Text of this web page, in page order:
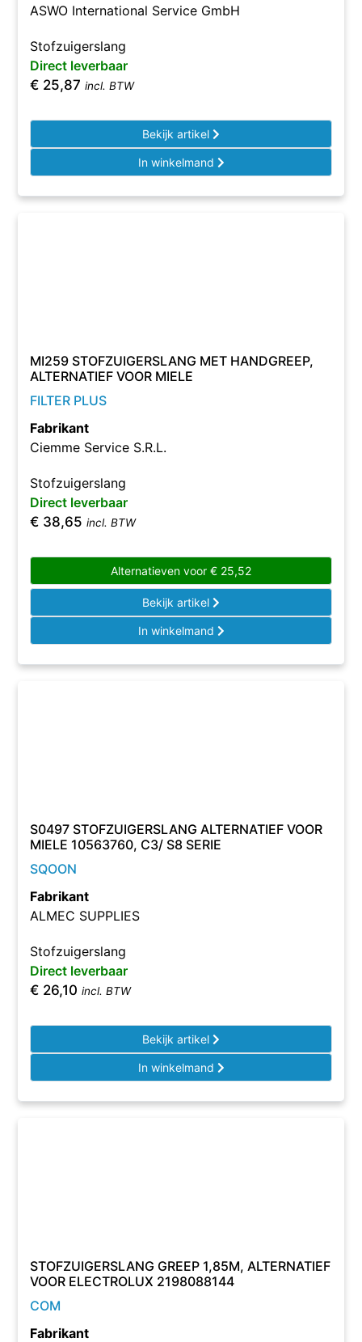
ASWO International Service GmbH
Stofzuigerslang
Direct leverbaar
€ 25,87 incl. BTW
Bekijk artikel
In winkelmand
MI259 STOFZUIGERSLANG MET HANDGREEP,
ALTERNATIEF VOOR MIELE
FILTER PLUS
Fabrikant
Ciemme Service S.R.L.
Stofzuigerslang
Direct leverbaar
€ 38,65 incl. BTW
Alternatieven voor € 25,52
Bekijk artikel
In winkelmand
S0497 STOFZUIGERSLANG ALTERNATIEF VOOR
MIELE 10563760, C3/ S8 SERIE
SQOON
Fabrikant
ALMEC SUPPLIES
Stofzuigerslang
Direct leverbaar
€ 26,10 incl. BTW
Bekijk artikel
In winkelmand
STOFZUIGERSLANG GREEP 1,85M, ALTERNATIEF
VOOR ELECTROLUX 2198088144
COM
Fabrikant